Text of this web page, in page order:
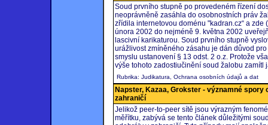
Soud prvního stupně po provedeném řízení
neoprávněně zasáhla do osobnostních práv
zřídila internetovou doménu "kadran.cz“ a
února 2002 do nejméně 9. května 2002
lascivní karikaturou. Soud prvního stupně
urážlivost zmíněného zásahu je dán důvod
smyslu ustanovení § 13 odst. 2 o.z. Protože
výše tohoto zadostiučinění soud žalobu zamítl
Rubrika: Judikatura, Ochrana osobních údajů a dat
Napster, Kazaa, Grokster - významné spory
zahraničí
Jelikož peer-to-peer sítě jsou výrazným
měřítku, zabývá se tento článek důležitými